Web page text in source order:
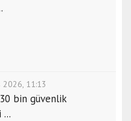
2026, 11:13
bin güvenlik
...